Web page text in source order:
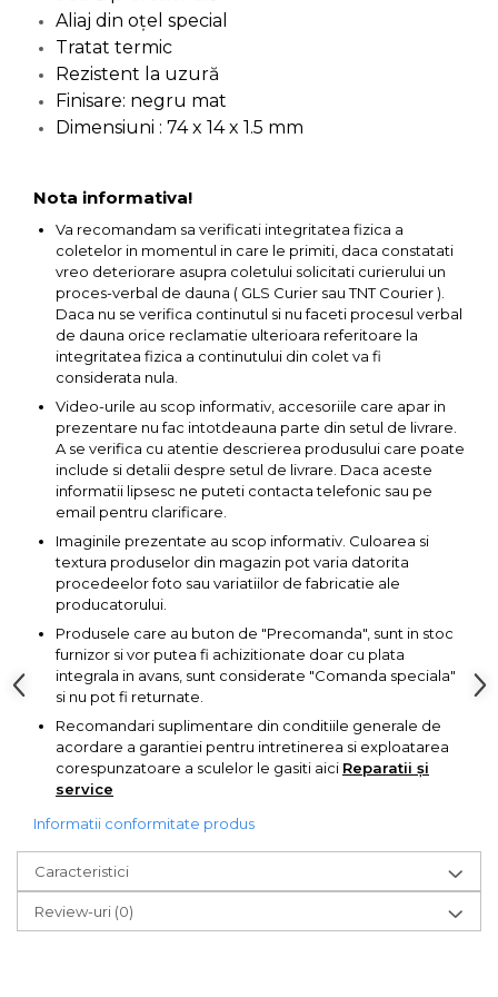
Capre & Suporti Auto
Pat Mobil Auto
Cric Hidraulic
Set / trusa chei tubulare
Multimetru Digital
Bara Tractare Auto
(combustibil)
Presa Hidraulica Tinichigerie
& Suruburi
Extractor Rulmenti
Cabluri
Pompa transfer lichide
Pompa Aer
Cric Manual
Ulei Hidraulic
Troliu
Palan
Dinamometric
Carucior Scule
Auto
Stetoscop Auto
Truse reparatii anvelope
Aliaj din oţel special
Tratat termic
Rezistent la uzură
Finisare: negru mat
Dimensiuni : 74 x 14 x 1.5 mm
Nota informativa!
Va recomandam sa verificati integritatea fizica a
coletelor in momentul in care le primiti, daca constatati
vreo deteriorare asupra coletului solicitati curierului un
proces-verbal de dauna ( GLS Curier sau TNT Courier ).
Daca nu se verifica continutul si nu faceti procesul verbal
de dauna orice reclamatie ulterioara referitoare la
integritatea fizica a continutului din colet va fi
considerata nula.
Video-urile au scop informativ, accesoriile care apar in
prezentare nu fac intotdeauna parte din setul de livrare.
A se verifica cu atentie descrierea produsului care poate
include si detalii despre setul de livrare. Daca aceste
informatii lipsesc ne puteti contacta telefonic sau pe
email pentru clarificare.
Imaginile prezentate au scop informativ. Culoarea si
textura produselor din magazin pot varia datorita
procedeelor foto sau variatiilor de fabricatie ale
producatorului.
Produsele care au buton de "Precomanda", sunt in stoc
furnizor si vor putea fi achizitionate doar cu plata
integrala in avans, sunt considerate "Comanda speciala"
si nu pot fi returnate.
Recomandari suplimentare din conditiile generale de
acordare a garantiei pentru intretinerea si exploatarea
corespunzatoare a sculelor le gasiti aici Reparatii și
service
Informatii conformitate produs
Caracteristici
Review-uri (0)